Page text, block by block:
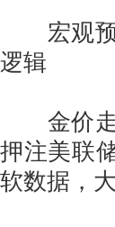
宏观预
逻辑
金价走
押注美联
软数据，